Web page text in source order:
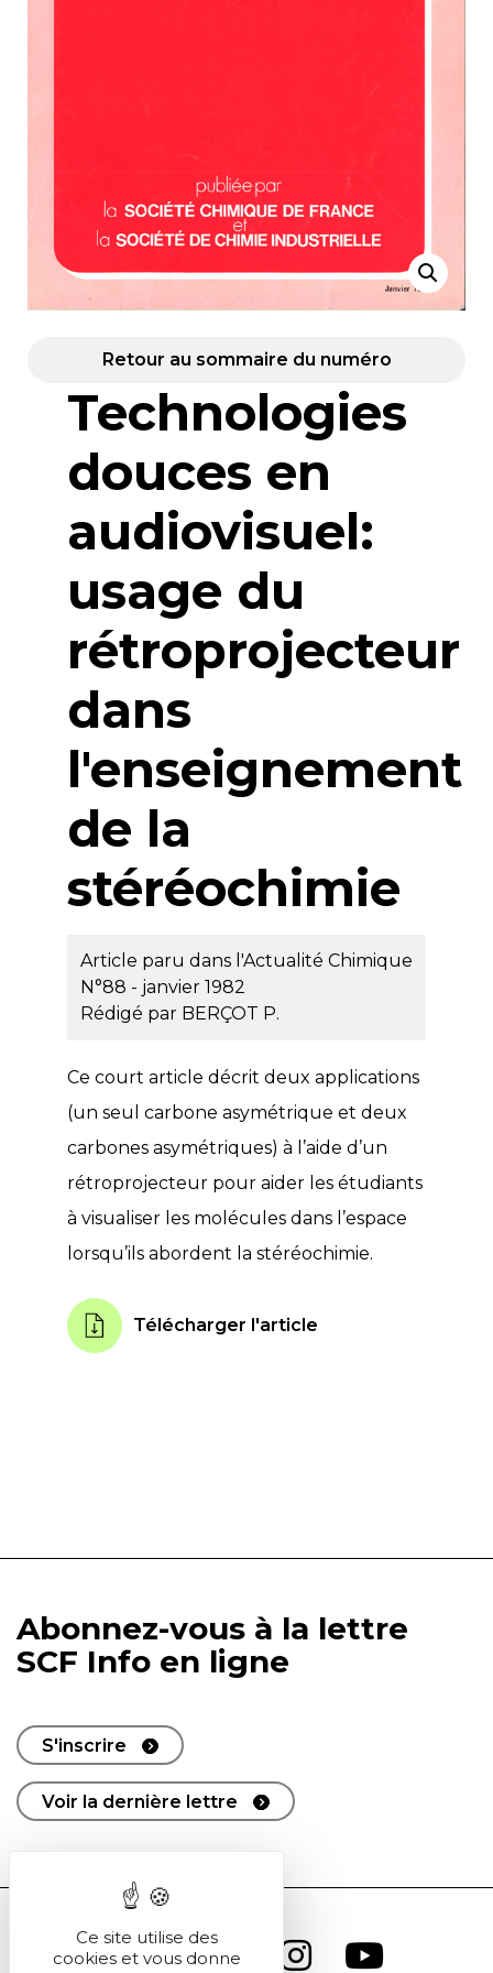
Retour au sommaire du numéro
Technologies
douces en
audiovisuel:
usage du
rétroprojecteur
dans
l'enseignement
de la
stéréochimie
Article paru dans l'Actualité Chimique
N°88 - janvier 1982
Rédigé par BERÇOT P.
Ce court article décrit deux applications
(un seul carbone asymétrique et deux
carbones asymétriques) à l’aide d’un
rétroprojecteur pour aider les étudiants
à visualiser les molécules dans l’espace
lorsqu’ils abordent la stéréochimie.
Télécharger l'article
Abonnez-vous à la lettre
SCF Info en ligne
S'inscrire
Voir la dernière lettre
Ce site utilise des
cookies et vous donne